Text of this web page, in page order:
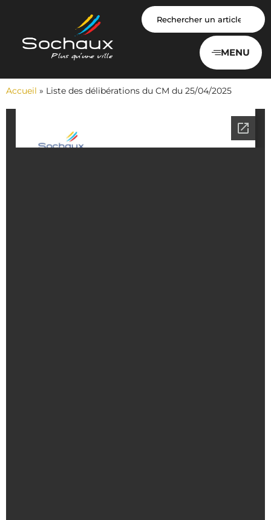
MENU
Accueil » Liste des délibérations du CM du 25/04/2025
Panneau de gestion des cookies